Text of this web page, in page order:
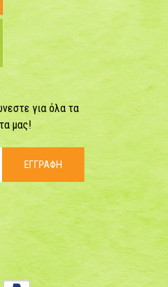
για όλα τα
μας!
ΕΓΓΡΑΦΗ